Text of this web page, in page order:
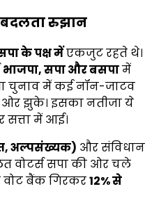
बदलता रुझान
के पक्ष मेंएकजुट रहते थे।
भाजपा,सपा और बसपामें
चुनाव में कई नॉन-जाटव
ओर झुके। इसका नतीजा ये
सत्ता में आई।
,अल्पसंख्यक) और संविधान
वोटर्स सपा की ओर चले
वोट बैंक गिरकर12%से